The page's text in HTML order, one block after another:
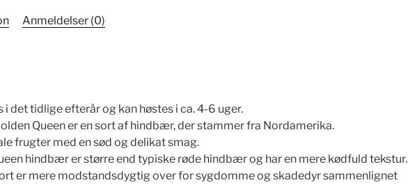
Anmeldelser (0)
i det tidlige efterår og kan høstes i ca. 4-6 uger.
Queen er en sort af hindbær, der stammer fra Nordamerika.
frugter med en sød og delikat smag.
hindbær er større end typiske røde hindbær og har en mere kødfuld tekstur.
er mere modstandsdygtig over for sygdomme og skadedyr sammenlignet